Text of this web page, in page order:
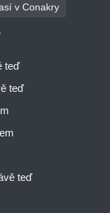
v Conakry
teď
teď
teď